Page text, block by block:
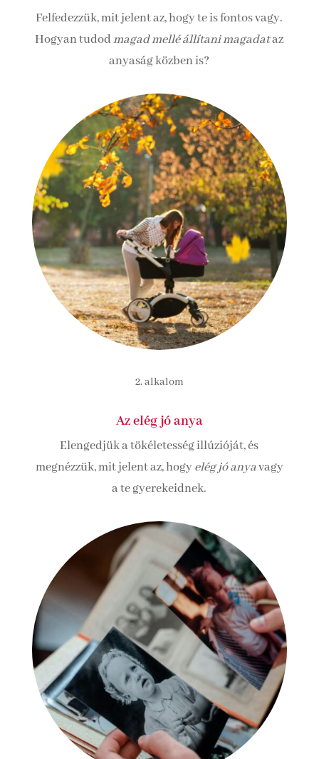
Felfedezzük, mit jelent az, hogy te is fontos vagy.
Hogyan tudodmagad mellé állítani magadataz
anyaság közben is?
2. alkalom
Az elég jó anya
Elengedjük a tökéletesség illúzióját, és
megnézzük, mit jelent az, hogyelég jó anyavagy
a te gyerekeidnek.